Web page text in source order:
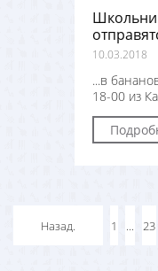
10.03.2018
...в
18-00 из
Назад. 1 ... 23